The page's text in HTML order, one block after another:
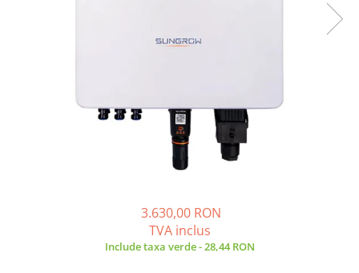
3.630,00 RON
TVA inclus
Include taxa verde - 28,44 RON